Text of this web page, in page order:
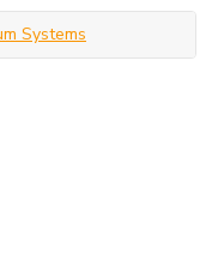
Systems